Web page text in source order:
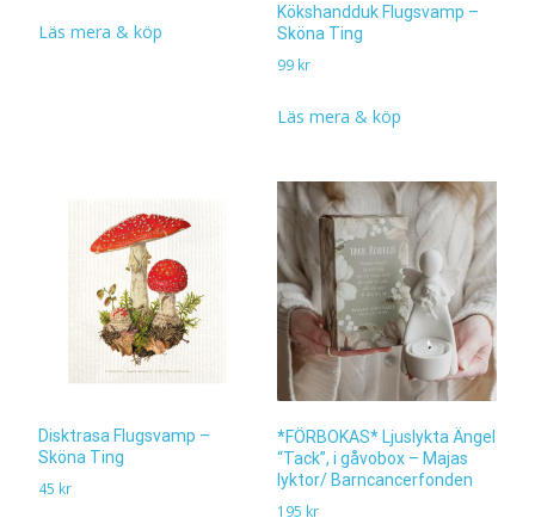
Läs mera & köp
Kökshandduk Flugsvamp –
Sköna Ting
99 kr
Läs mera & köp
Disktrasa Flugsvamp –
Sköna Ting
45 kr
*FÖRBOKAS* Ljuslykta Ängel
“Tack”, i gåvobox – Majas
lyktor/ Barncancerfonden
195 kr